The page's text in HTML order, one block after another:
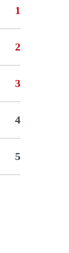
1
2
3
4
5